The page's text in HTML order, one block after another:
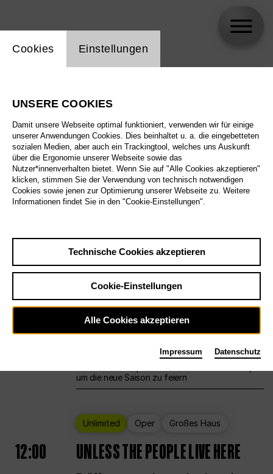
Alle Sparten
Alle Spielstätten
Alle Merkmale
Sa29.8.
Großes Haus
12:00 Eröffnungswochenende
um die neue Saison zu feiern
Unlimited Oper Großes Haus
12:00 UNLESS THE PEOPLE LIVE HERE
Einstellung Website Cookie
Cookies Einstellungen
UNSERE COOKIES
Damit unsere Webseite optimal funktioniert, verwenden wir für einige
unserer Anwendungen Cookies. Dies beinhaltet u. a. die eingebetteten
sozialen Medien, aber auch ein Trackingtool, welches uns Auskunft
über die Ergonomie unserer Webseite sowie das
Nutzer*innenverhalten bietet. Wenn Sie auf "Alle Cookies akzeptieren"
klicken, stimmen Sie der Verwendung von technisch notwendigen
Cookies sowie jenen zur Optimierung unserer Webseite zu. Weitere
Informationen findet Sie in den "Cookie-Einstellungen".
Technische Cookies akzeptieren
Cookie-Einstellungen
Alle Cookies akzeptieren
Impressum Datenschutz